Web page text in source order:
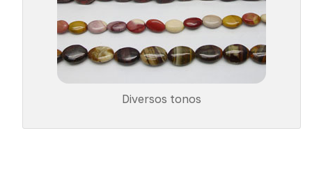
Diversos tonos